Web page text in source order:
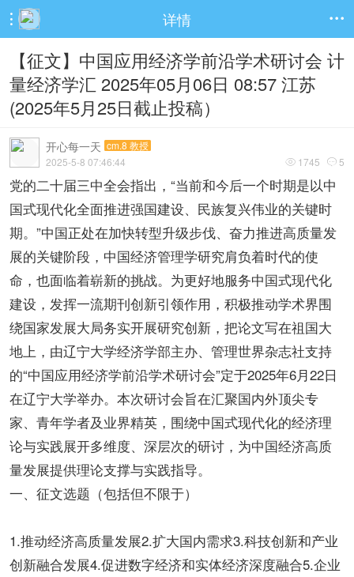
 详情 
【征文】中国应用经济学前沿学术研讨会 计
量经济学汇 2025年05月06日 08:57 江苏
(2025年5月25日截止投稿）
开心每一天 cm.8 教授
 1745  5
2025-5-8 07:46:44
党的二十届三中全会指出，“当前和今后一个时期是以中
国式现代化全面推进强国建设、民族复兴伟业的关键时
期。”中国正处在加快转型升级步伐、奋力推进高质量发
展的关键阶段，中国经济管理学研究肩负着时代的使
命，也面临着崭新的挑战。为更好地服务中国式现代化
建设，发挥一流期刊创新引领作用，积极推动学术界围
绕国家发展大局务实开展研究创新，把论文写在祖国大
地上，由辽宁大学经济学部主办、管理世界杂志社支持
的“中国应用经济学前沿学术研讨会”定于2025年6月22日
在辽宁大学举办。本次研讨会旨在汇聚国内外顶尖专
家、青年学者及业界精英，围绕中国式现代化的经济理
论与实践展开多维度、深层次的研讨，为中国经济高质
量发展提供理论支撑与实践指导。
一、征文选题（包括但不限于）
1.推动经济高质量发展2.扩大国内需求3.科技创新和产业
创新融合发展4.促进数字经济和实体经济深度融合5.企业